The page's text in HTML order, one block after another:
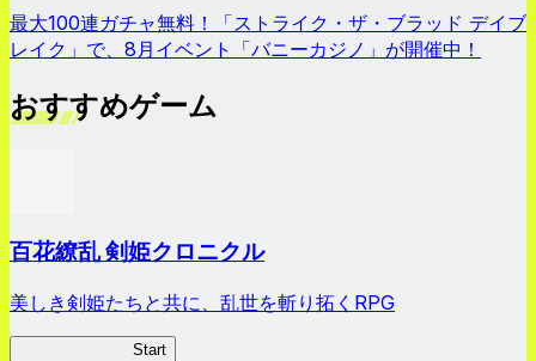
最大100連ガチャ無料！「ストライク・ザ・ブラッド デイブ
レイク」で、8月イベント「バニーカジノ」が開催中！
おすすめゲーム
百花繚乱 剣姫クロニクル
美しき剣姫たちと共に、乱世を斬り拓くRPG
Start